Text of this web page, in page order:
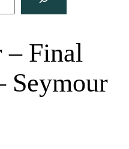
Final
Seymour